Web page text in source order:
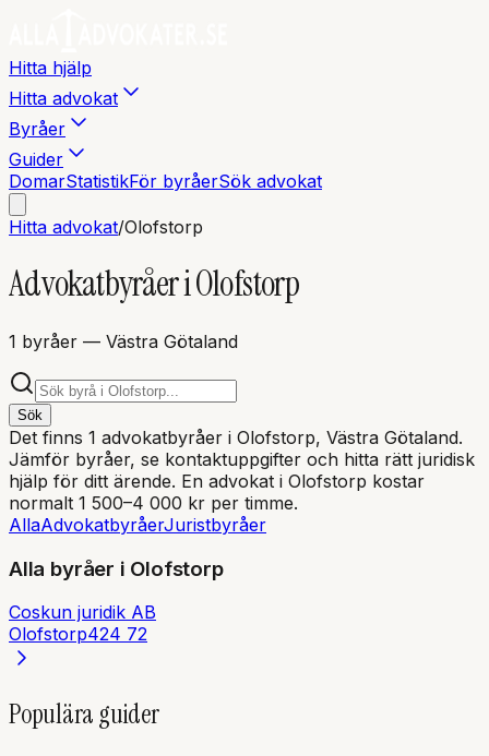
Hitta hjälp
Hitta advokat
Byråer
Guider
DomarStatistikFör byråerSök advokat
Hitta advokat/Olofstorp
Advokatbyråer iOlofstorp
1 byråer — Västra Götaland
Sök
Det finns 1 advokatbyråer i Olofstorp, Västra Götaland.
Jämför byråer, se kontaktuppgifter och hitta rätt juridisk
hjälp för ditt ärende. En advokat i Olofstorp kostar
normalt 1 500–4 000 kr per timme.
AllaAdvokatbyråerJuristbyråer
Alla byråer i Olofstorp
Coskun juridik AB
Olofstorp424 72
Populära guider